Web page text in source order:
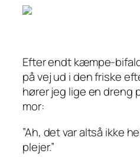
Efter endt kæmpe-
på vej ud i den friske
hører jeg lige en dreng
mor:
”Ah, det var altså ikke
plejer.”